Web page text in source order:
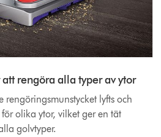
rengöra alla typer av ytor
rengöringsmunstycket lyfts och
olika ytor, vilket ger en tät
golvtyper.